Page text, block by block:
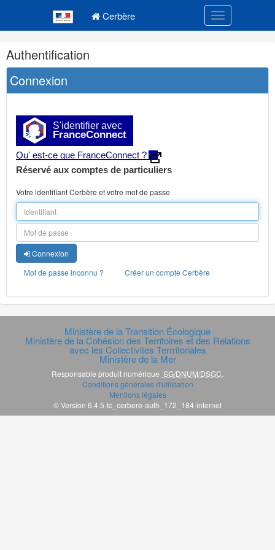
Cerbère Toggle
Navigation
et
outils
annexes
Authentification
Connexion
S'identifier avec
FranceConnect
Qu' est-ce que FranceConnect ?
Réservé aux comptes de particuliers
Votre identifiant Cerbère et votre mot de passe
Connexion
Mot de passe inconnu ?
Créer un compte Cerbère
Ministère de la Transition Écologique
Ministère de la Cohésion des Territoires et des Relations
avec les Collectivités Terrritoriales
Ministère de la Mer
Responsable produit numérique SG/DNUM/DSGC.
Conditions générales d'utilisation
Mentions légales
© Version 6.4.5-tc_cerbere-auth_172_184-internet